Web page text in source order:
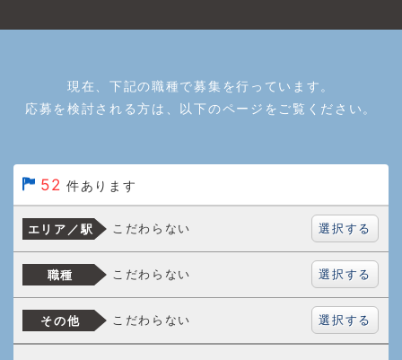
現在、下記の職種で募集を行っています。
応募を検討される方は、以下のページをご覧ください。
52 件あります
エリア／駅 こだわらない 選択する
職種 こだわらない 選択する
その他 こだわらない 選択する